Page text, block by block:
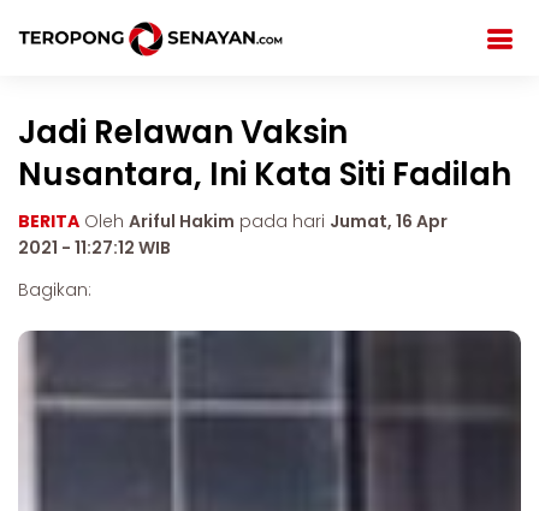
Jadi Relawan Vaksin
Nusantara, Ini Kata Siti Fadilah
BERITA Oleh Ariful Hakim pada hari Jumat, 16 Apr
2021 - 11:27:12 WIB
Bagikan: